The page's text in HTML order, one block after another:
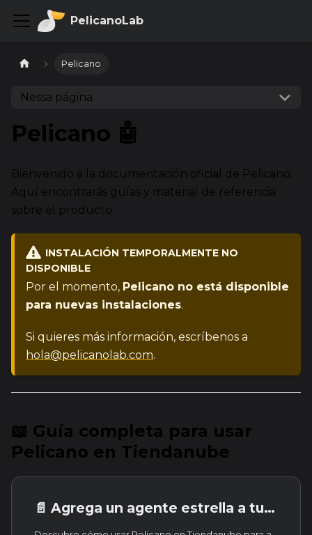
PelicanoLab
Pelicano
Nessa página
Pelicano 🤖
Bienvenido a la documentación oficial de Pelicano.
Aquí encontrarás guías y material de referencia
sobre el producto.
INSTALACIÓN TEMPORALMENTE NO
DISPONIBLE
Por el momento, Pelicano no está disponible
para nuevas instalaciones.
Si quieres más información, escríbenos a
hola@pelicanolab.com.
📖 Guía completa para usar
Pelicano en Tiendanube
📄️ Agrega un agente estrella a tu equipo de ventas